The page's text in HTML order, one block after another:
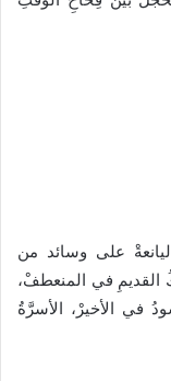
على وسائد من
القديمِ في المنعطفْ،
في الأخيرْ، الأسرَّةُ